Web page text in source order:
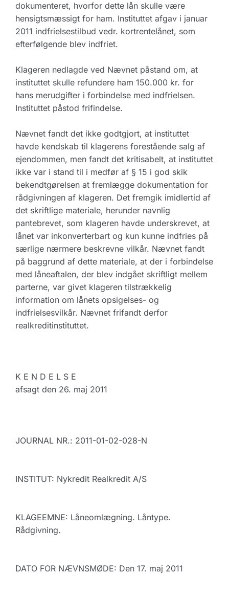
dokumenteret, hvorfor dette lån skulle være
hensigtsmæssigt for ham. Instituttet afgav i januar
2011 indfrielsestilbud vedr. kortrentelånet, som
efterfølgende blev indfriet.
Klageren nedlagde ved Nævnet påstand om, at
instituttet skulle refundere ham 150.000 kr. for
hans merudgifter i forbindelse med indfrielsen.
Instituttet påstod frifindelse.
Nævnet fandt det ikke godtgjort, at instituttet
havde kendskab til klagerens forestående salg af
ejendommen, men fandt det kritisabelt, at instituttet
ikke var i stand til i medfør af § 15 i god skik
bekendtgørelsen at fremlægge dokumentation for
rådgivningen af klageren. Det fremgik imidlertid af
det skriftlige materiale, herunder navnlig
pantebrevet, som klageren havde underskrevet, at
lånet var inkonverterbart og kun kunne indfries på
særlige nærmere beskrevne vilkår. Nævnet fandt
på baggrund af dette materiale, at der i forbindelse
med låneaftalen, der blev indgået skriftligt mellem
parterne, var givet klageren tilstrækkelig
information om lånets opsigelses- og
indfrielsesvilkår. Nævnet frifandt derfor
realkreditinstituttet.
K E N D E L S E
afsagt den 26. maj 2011
JOURNAL NR.: 2011-01-02-028-N
INSTITUT: Nykredit Realkredit A/S
KLAGEEMNE: Låneomlægning. Låntype.
Rådgivning.
DATO FOR NÆVNSMØDE: Den 17. maj 2011